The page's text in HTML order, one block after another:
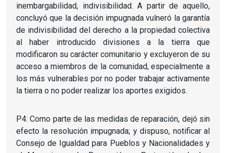
inembargabilidad, indivisibilidad. A partir de aquello,
concluyó que la decisión impugnada vulneró la garantía
de indivisibilidad del derecho a la propiedad colectiva
al haber introducido divisiones a la tierra que
modificaron su carácter comunitario y excluyeron de su
acceso a miembros de la comunidad, especialmente a
los más vulnerables por no poder trabajar activamente
la tierra o no poder realizar los aportes exigidos.
P4: Como parte de las medidas de reparación, dejó sin
efecto la resolución impugnada; y dispuso, notificar al
Consejo de Igualdad para Pueblos y Nacionalidades y